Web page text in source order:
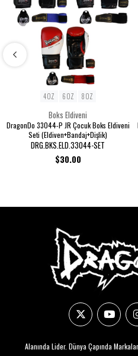
Boks Eldiveni
DragonDo 33044-P JR Çocuk Boks Eldiveni
Seti (Eldiven+Bandaj+Dişlik)
DRG.BKS.ELD.33044-SET
$30.00
4 OZ 6 OZ 8 OZ
Alanında Lider. Dünya Çapında